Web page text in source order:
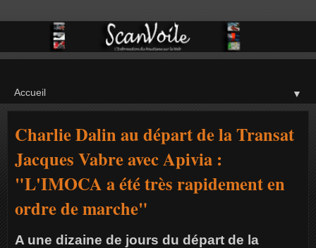
▼
Charlie Dalin au départ de la Transat
Jacques Vabre avec Apivia :
"L'IMOCA a été très rapidement en
ordre de marche"
A une dizaine de jours du départ de la